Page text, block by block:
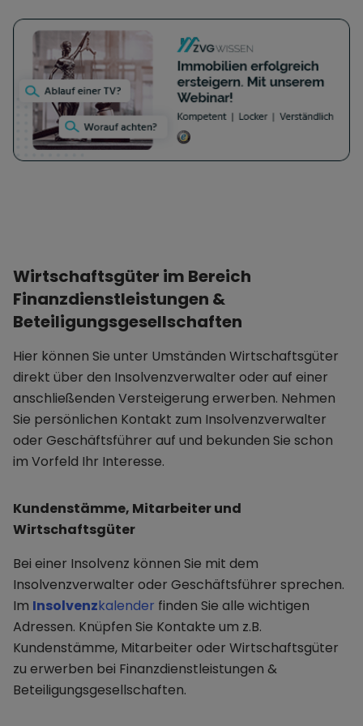
der Holding-Funktion hinsichtlich anderer
Gesellschaften, insbesondere als Führungs-
oder Funktionsholding, sowie der Erwerb und die
Verwaltung von Immobilien. (2) Die Gesellschaft
ist berechtigt, Unternehmen jeder Art zu
errichten, zu erwerben oder zu pachten oder
sich an solchen in jeder Form zu beteiligen sowie
Zweigniederlassungen errichten.
Wirtschaftsgüter im Bereich
Finanzdienstleistungen &
Beteiligungsgesellschaften
Hier können Sie unter Umständen Wirtschaftsgüter
direkt über den Insolvenzverwalter oder auf einer
anschließenden Versteigerung erwerben. Nehmen
Sie persönlichen Kontakt zum Insolvenzverwalter
oder Geschäftsführer auf und bekunden Sie schon
im Vorfeld Ihr Interesse.
Kundenstämme, Mitarbeiter und
Wirtschaftsgüter
Bei einer Insolvenz können Sie mit dem
Insolvenzverwalter oder Geschäftsführer sprechen.
Im Insolvenzkalender finden Sie alle wichtigen
Adressen. Knüpfen Sie Kontakte um z.B.
Kundenstämme, Mitarbeiter oder Wirtschaftsgüter
zu erwerben bei Finanzdienstleistungen &
Beteiligungsgesellschaften.